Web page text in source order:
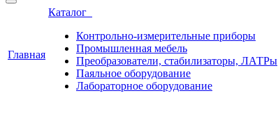
Главная
Каталог
Контрольно-измерительные приборы
Промышленная мебель
Преобразователи, стабилизаторы, ЛАТРы
Паяльное оборудование
Лабораторное оборудование